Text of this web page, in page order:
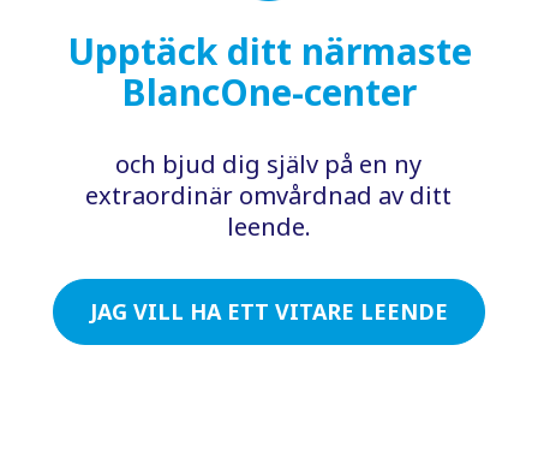
Upptäck ditt närmaste
BlancOne-center
och bjud dig själv på en ny
extraordinär omvårdnad av ditt
leende.
JAG VILL HA ETT VITARE LEENDE